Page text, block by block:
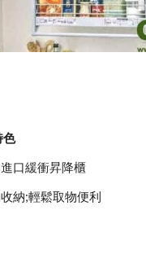
色
口緩衝昇降櫃
納;輕鬆取物便利